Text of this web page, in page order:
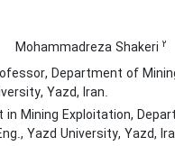
Mohammadreza Shakeri 2
Department of
Yazd, Iran.
in Mining Exploitation,
Yazd University, Yazd,